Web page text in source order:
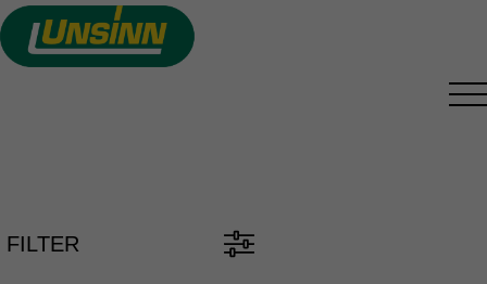
Direkt
zum
Inhalt
FILTER